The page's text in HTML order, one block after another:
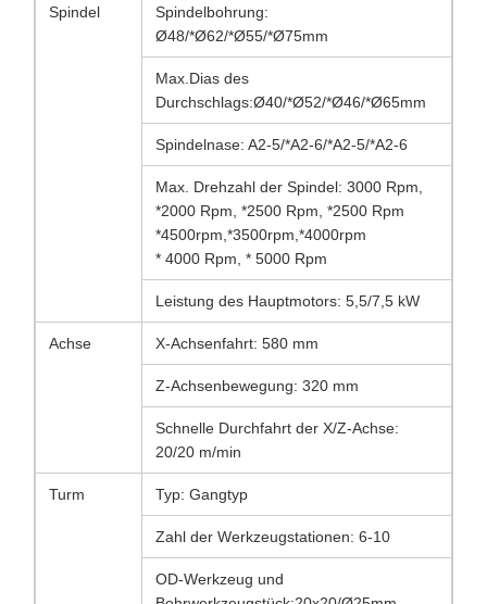
Spindel
Spindelbohrung:
Ø48/*Ø62/*Ø55/*Ø75mm
Max.Dias des
Durchschlags:Ø40/*Ø52/*Ø46/*Ø65mm
Spindelnase: A2-5/*A2-6/*A2-5/*A2-6
Max. Drehzahl der Spindel: 3000 Rpm,
*2000 Rpm, *2500 Rpm, *2500 Rpm
*4500rpm,*3500rpm,*4000rpm
* 4000 Rpm, * 5000 Rpm
Leistung des Hauptmotors: 5,5/7,5 kW
Achse X-Achsenfahrt: 580 mm
Z-Achsenbewegung: 320 mm
Schnelle Durchfahrt der X/Z-Achse:
20/20 m/min
Turm Typ: Gangtyp
Zahl der Werkzeugstationen: 6-10
OD-Werkzeug und